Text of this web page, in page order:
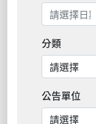
分類
公告單位